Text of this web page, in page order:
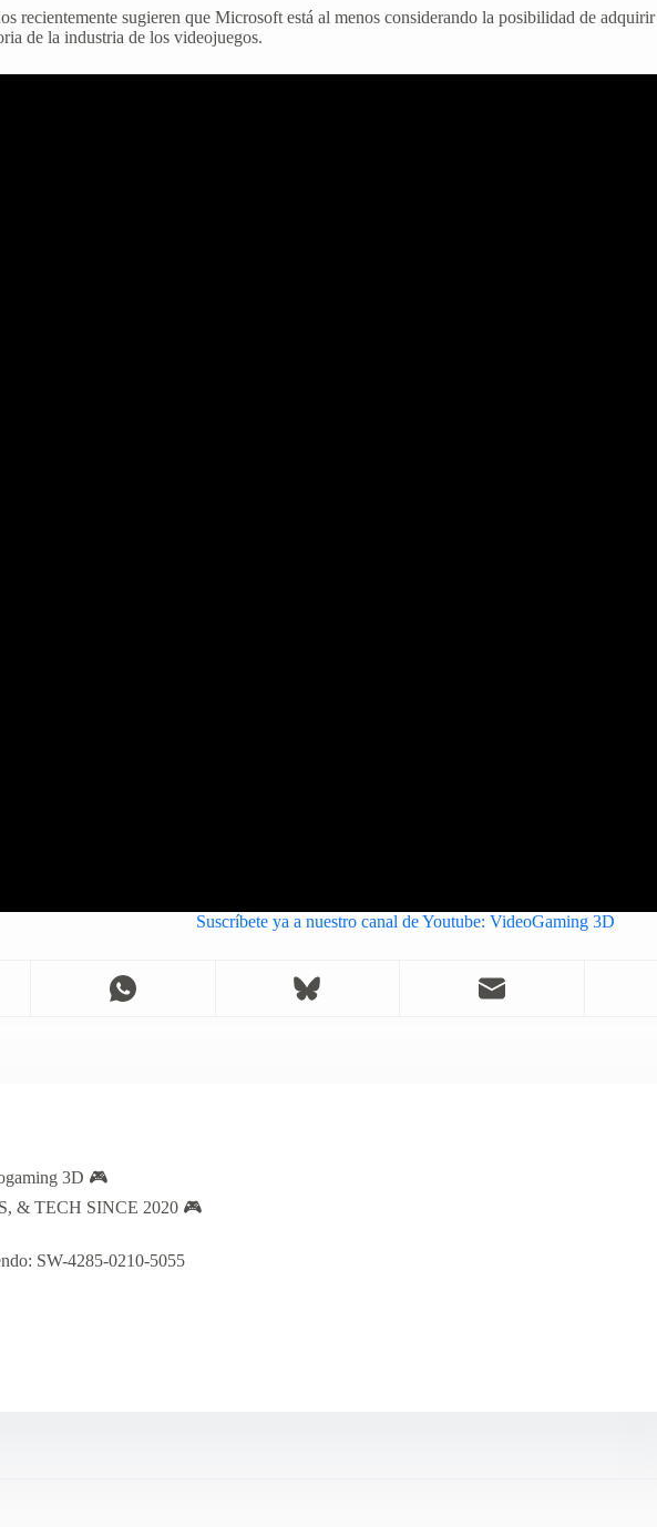
recientemente sugieren que Microsoft está al menos considerando la posibilidad de
de la industria de los videojuegos.
Suscríbete ya a nuestro canal de Youtube: VideoGaming 3D
3D 🎮
& TECH SINCE 2020 🎮
SW-4285-0210-5055